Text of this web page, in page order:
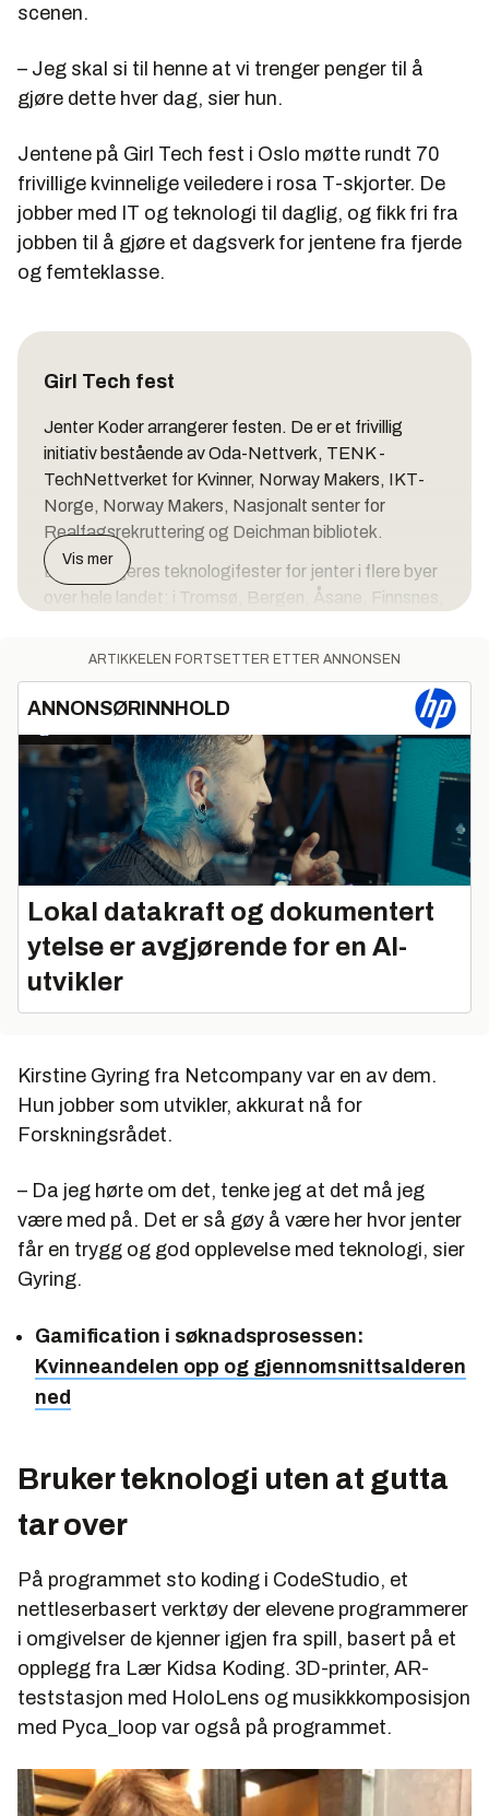
scenen.
– Jeg skal si til henne at vi trenger penger til å
gjøre dette hver dag, sier hun.
Jentene på Girl Tech fest i Oslo møtte rundt 70
frivillige kvinnelige veiledere i rosa T-skjorter. De
jobber med IT og teknologi til daglig, og fikk fri fra
jobben til å gjøre et dagsverk for jentene fra fjerde
og femteklasse.
Girl Tech fest
Jenter Koder arrangerer festen. De er et frivillig
initiativ bestående av Oda-Nettverk, TENK -
TechNettverket for Kvinner, Norway Makers, IKT-
Norge, Norway Makers, Nasjonalt senter for
Realfagsrekruttering og Deichman bibliotek.
Det arrangeres teknologifester for jenter i flere byer
over hele landet; i Tromsø, Bergen, Åsane, Finnsnes,
Dagen arrangeres avJenterKoder , som er et
Vis mer
ARTIKKELEN FORTSETTER ETTER ANNONSEN
ANNONSØRINNHOLD
Lokal datakraft og dokumentert
ytelse er avgjørende for en AI-
utvikler
Kirstine Gyring fra Netcompany var en av dem.
Hun jobber som utvikler, akkurat nå for
Forskningsrådet.
– Da jeg hørte om det, tenke jeg at det må jeg
være med på. Det er så gøy å være her hvor jenter
får en trygg og god opplevelse med teknologi, sier
Gyring.
Gamification i søknadsprosessen:
Kvinneandelen opp og gjennomsnittsalderen
ned
Bruker teknologi uten at gutta
tar over
På programmet sto koding i CodeStudio, et
nettleserbasert verktøy der elevene programmerer
i omgivelser de kjenner igjen fra spill, basert på et
opplegg fra Lær Kidsa Koding. 3D-printer, AR-
teststasjon med HoloLens og musikkkomposisjon
med Pyca_loop var også på programmet.